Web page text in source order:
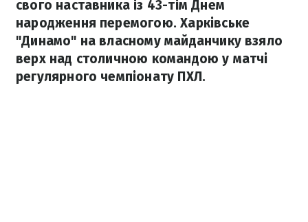
свого наставника із 43-тім Днем
народження перемогою. Харківське
"Динамо" на власному майданчику взяло
верх над столичною командою у матчі
регулярного чемпіонату ПХЛ.